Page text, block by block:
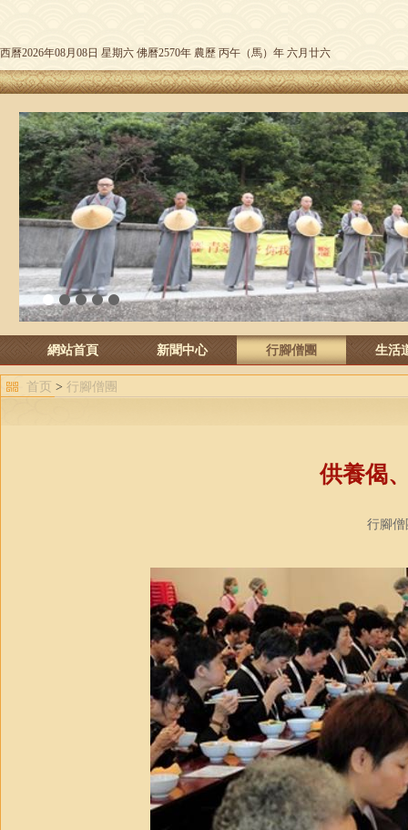
西曆2026年08月08日 星期六 佛曆2570年 農歷 丙午（馬）年 六月廿六
1 2 3 4 5
網站首頁 新聞中心 行腳僧團 生活
首页 > 行腳僧團
供養偈
行腳僧